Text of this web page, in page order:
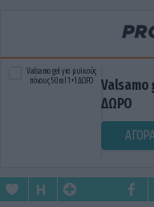
Valsamo
ΔΩΡΟ